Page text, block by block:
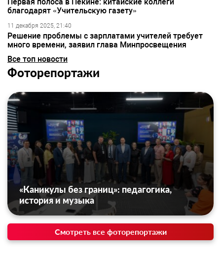
благодарят «Учительскую газету»
11 декабря 2025, 21:40
Решение проблемы с зарплатами учителей требует
много времени, заявил глава Минпросвещения
Все топ новости
Фоторепортажи
«Каникулы без границ»: педагогика,
история и музыка
Смотреть все фоторепортажи